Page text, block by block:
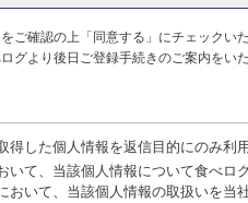
ご確認の上「同意する」にチェックい
グより後日ご登録手続きのご案内をいた
した個人情報を返信目的にのみ利
て、当該個人情報について食べロ
おいて、当該個人情報の取扱いを当